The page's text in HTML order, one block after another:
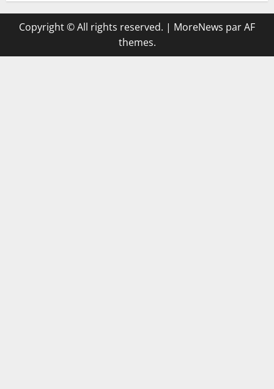
Copyright © All rights reserved. | MoreNews par AF
themes.